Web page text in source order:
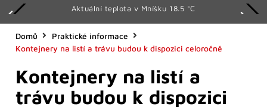
Aktuální teplota v Mníšku 18.5 °C
Domů
Praktické informace
Kontejnery na listí a trávu budou k dispozici celoročně
Kontejnery na listí a
trávu budou k dispozici